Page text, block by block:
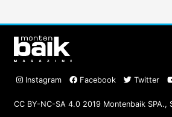
Instagram Facebook Twitter
CC BY-NC-SA 4.0 2019 Montenbaik SPA.,